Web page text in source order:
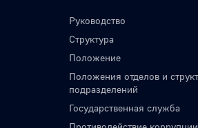
Руководство
Структура
Положение
Положения отделов и
подразделений
Государственная служба